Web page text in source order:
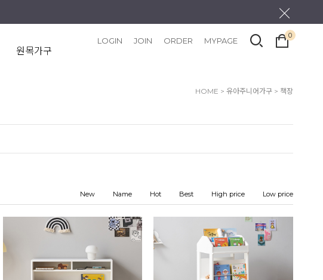
원목가구
LOGIN JOIN ORDER MYPAGE
0
HOME > 유아주니어가구 > 책장
New Name Hot Best High price Low price